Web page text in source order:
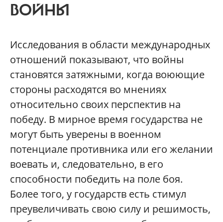
ВОЙНЫ
Исследования в области международных
отношений показывают, что войны
становятся затяжными, когда воюющие
стороны расходятся во мнениях
относительно своих перспектив на
победу. В мирное время государства не
могут быть уверены в военном
потенциале противника или его желании
воевать и, следовательно, в его
способности победить на поле боя.
Более того, у государств есть стимул
преувеличивать свою силу и решимость,